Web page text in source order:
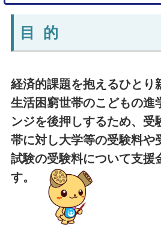
目 的
経済的課題を抱えるひとり
生活困窮世帯のこどもの進
ンジを後押しするため、受
帯に対し大学等の受験料や
試験の受験料について支援
す。